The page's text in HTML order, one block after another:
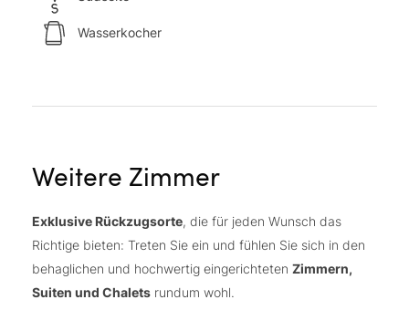
Wasserkocher
Weitere Zimmer
Exklusive Rückzugsorte, die für jeden Wunsch das
Richtige bieten: Treten Sie ein und fühlen Sie sich in den
behaglichen und hochwertig eingerichteten Zimmern,
Suiten und Chalets rundum wohl.